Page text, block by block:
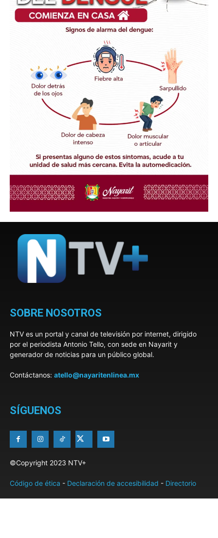
SOBRE NOSOTROS
NTV es un portal y canal de televisión por internet, dirigido
por el periodista Antonio Tello, con sede en Nayarit y
generador de noticias para un público global.
Contáctanos: atello@nayaritenlinea.mx
SÍGUENOS
©Copyright 2023 NTV+
Código de ética - Declaración de accesibilidad - Directorio